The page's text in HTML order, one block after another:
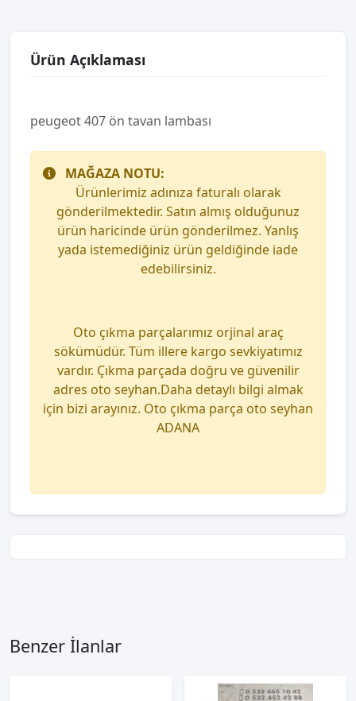
Ürün Açıklaması
peugeot 407 ön tavan lambası
MAĞAZA NOTU:
Ürünlerimiz adınıza faturalı olarak
gönderilmektedir. Satın almış olduğunuz
ürün haricinde ürün gönderilmez. Yanlış
yada istemediğiniz ürün geldiğinde iade
edebilirsiniz.
Oto çıkma parçalarımız orjinal araç
sökümüdür. Tüm illere kargo sevkiyatımız
vardır. Çıkma parçada doğru ve güvenilir
adres oto seyhan.Daha detaylı bilgi almak
için bizi arayınız. Oto çıkma parça oto seyhan
ADANA
Benzer İlanlar